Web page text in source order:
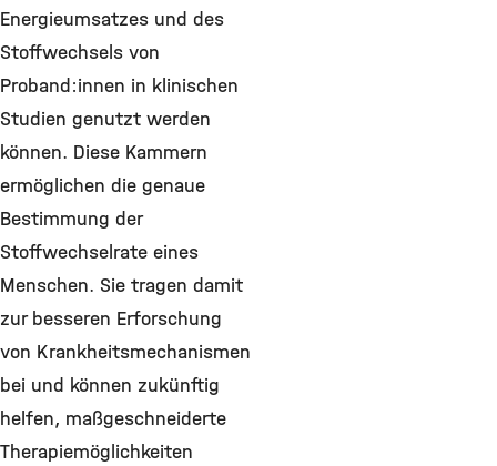
Energieumsatzes und des
Stoffwechsels von
Proband:innen in klinischen
Studien genutzt werden
können. Diese Kammern
ermöglichen die genaue
Bestimmung der
Stoffwechselrate eines
Menschen. Sie tragen damit
zur besseren Erforschung
von Krankheitsmechanismen
bei und können zukünftig
helfen, maßgeschneiderte
Therapiemöglichkeiten